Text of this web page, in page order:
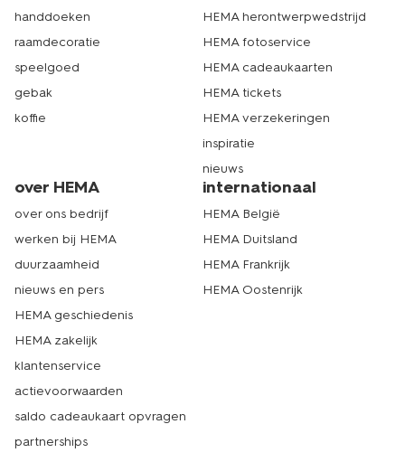
handdoeken
raamdecoratie
speelgoed
gebak
koffie
HEMA herontwerpwedstrijd
HEMA fotoservice
HEMA cadeaukaarten
HEMA tickets
HEMA verzekeringen
inspiratie
nieuws
over HEMA
over ons bedrijf
werken bij HEMA
duurzaamheid
nieuws en pers
HEMA geschiedenis
HEMA zakelijk
klantenservice
actievoorwaarden
saldo cadeaukaart opvragen
partnerships
internationaal
HEMA België
HEMA Duitsland
HEMA Frankrijk
HEMA Oostenrijk